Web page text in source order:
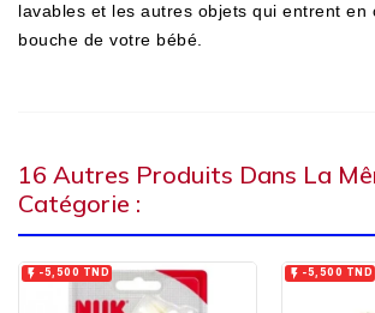
lavables et les autres objets qui entrent en
bouche de votre bébé.
16 Autres Produits Dans La
Catégorie :
 -5,500 TND  -5,500 TND